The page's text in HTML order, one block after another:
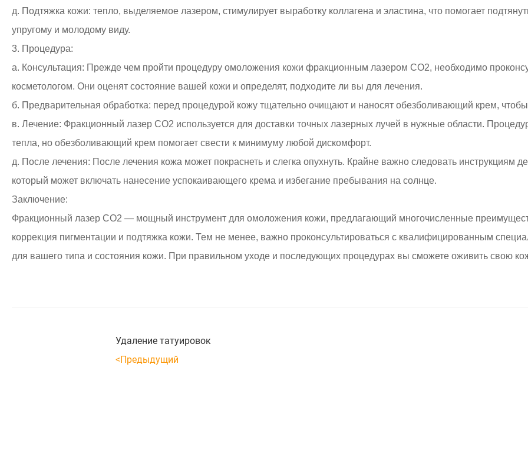
д. Подтяжка кожи: тепло, выделяемое лазером, стимулирует выработку коллагена и эластина, что помогает
упругому и молодому виду.
3. Процедура:
а. Консультация: Прежде чем пройти процедуру омоложения кожи фракционным лазером CO2, необходимо
косметологом. Они оценят состояние вашей кожи и определят, подходите ли вы для лечения.
б. Предварительная обработка: перед процедурой кожу тщательно очищают и наносят обезболивающий крем,
в. Лечение: Фракционный лазер CO2 используется для доставки точных лазерных лучей в нужные области.
тепла, но обезболивающий крем помогает свести к минимуму любой дискомфорт.
д. После лечения: После лечения кожа может покраснеть и слегка опухнуть. Крайне важно следовать инструкциям
который может включать нанесение успокаивающего крема и избегание пребывания на солнце.
Заключение:
Фракционный лазер CO2 — мощный инструмент для омоложения кожи, предлагающий многочисленные
коррекция пигментации и подтяжка кожи. Тем не менее, важно проконсультироваться с квалифицированным
для вашего типа и состояния кожи. При правильном уходе и последующих процедурах вы сможете оживить свою
Удаление татуировок
<Предыдущий